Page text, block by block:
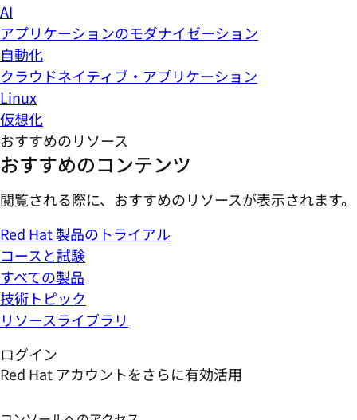
AI
アプリケーションのモダナイゼーション
自動化
クラウドネイティブ・アプリケーション
Linux
仮想化
おすすめのリソース
おすすめのコンテンツ
閲覧される際に、おすすめのリソースが表示されます。
Red Hat 製品のトライアル
コースと試験
すべての製品
技術トピック
リソースライブラリ
ログイン
Red Hat アカウントをさらに有効活用